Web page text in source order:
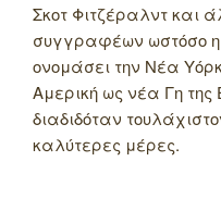
Σκοτ Φιτζέραλντ και
συγγραφέων ωστόσο
ονομάσει την Νέα
Αμερική ως νέα Γη
διαδιδόταν
καλύτερες μέρες.